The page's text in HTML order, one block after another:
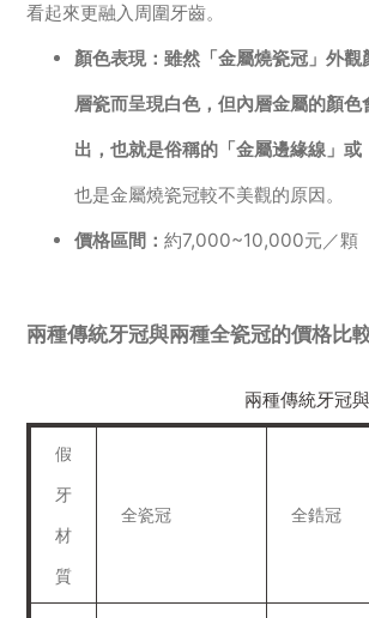
看起來更融入周圍牙齒。
顏色表現：雖然「金屬燒瓷冠」外
層瓷而呈現白色，但內層金屬的顏色
出，也就是俗稱的「金屬邊緣線」或
也是金屬燒瓷冠較不美觀的原因。
價格區間：約7,000~10,000元／顆
兩種傳統牙冠與兩種全瓷冠的價格比
兩種傳統牙冠
假
牙
材
質
全瓷冠 全鋯冠